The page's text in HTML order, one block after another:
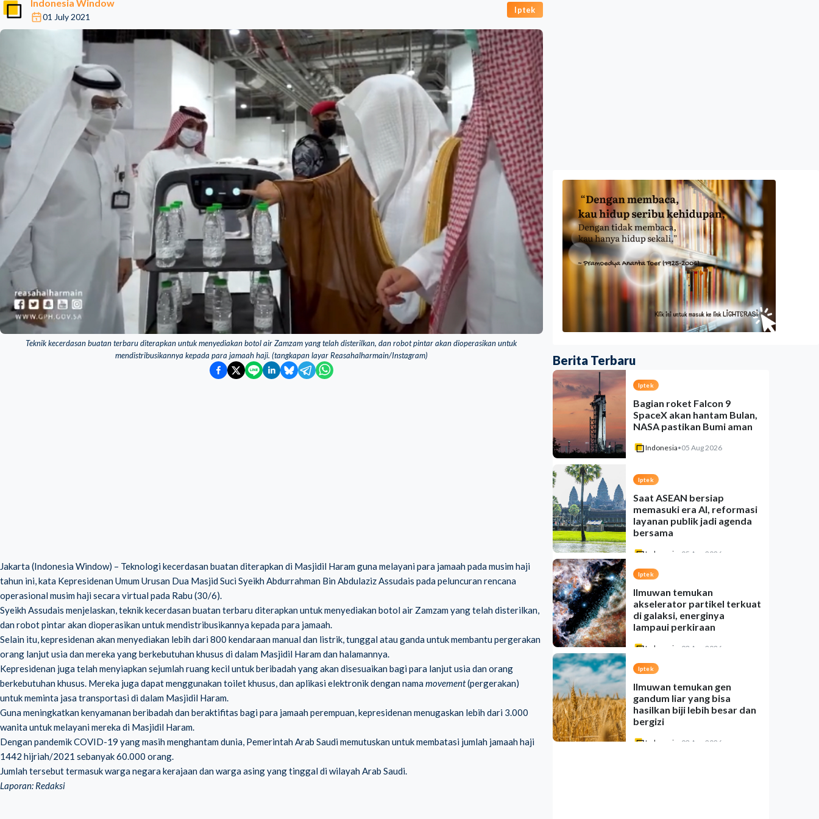
Indonesia Window
01 July 2021
Iptek
Teknik kecerdasan buatan terbaru diterapkan untuk menyediakan botol air Zamzam yang telah disterilkan, dan robot pintar akan dioperasikan untuk
mendistribusikannya kepada para jamaah haji. (tangkapan layar Reasahalharmain/Instagram)
Jakarta (Indonesia Window) – Teknologi kecerdasan buatan diterapkan di Masjidil Haram guna melayani para jamaah pada musim haji
tahun ini, kata Kepresidenan Umum Urusan Dua Masjid Suci Syeikh Abdurrahman Bin Abdulaziz Assudais pada peluncuran rencana
operasional musim haji secara virtual pada Rabu (30/6).
Syeikh Assudais menjelaskan, teknik kecerdasan buatan terbaru diterapkan untuk menyediakan botol air Zamzam yang telah disterilkan,
dan robot pintar akan dioperasikan untuk mendistribusikannya kepada para jamaah.
Selain itu, kepresidenan akan menyediakan lebih dari 800 kendaraan manual dan listrik, tunggal atau ganda untuk membantu pergerakan
orang lanjut usia dan mereka yang berkebutuhan khusus di dalam Masjidil Haram dan halamannya.
Kepresidenan juga telah menyiapkan sejumlah ruang kecil untuk beribadah yang akan disesuaikan bagi para lanjut usia dan orang
berkebutuhan khusus. Mereka juga dapat menggunakan toilet khusus, dan aplikasi elektronik dengan namamovement(pergerakan)
untuk meminta jasa transportasi di dalam Masjidil Haram.
Guna meningkatkan kenyamanan beribadah dan beraktifitas bagi para jamaah perempuan, kepresidenan menugaskan lebih dari 3.000
wanita untuk melayani mereka di Masjidil Haram.
Dengan pandemik COVID-19 yang masih menghantam dunia, Pemerintah Arab Saudi memutuskan untuk membatasi jumlah jamaah haji
1442 hijriah/2021 sebanyak 60.000 orang.
Jumlah tersebut termasuk warga negara kerajaan dan warga asing yang tinggal di wilayah Arab Saudi.
Laporan: Redaksi
Berita Terbaru
Iptek
Bagian roket Falcon 9
SpaceX akan hantam Bulan,
NASA pastikan Bumi aman
Indonesia•05 Aug 2026
Iptek
Saat ASEAN bersiap
memasuki era AI, reformasi
layanan publik jadi agenda
bersama
Indonesia 05 Aug 2026
Iptek
Ilmuwan temukan
akselerator partikel terkuat
di galaksi, energinya
lampaui perkiraan
Indonesia 03 Aug 2026
Iptek
Ilmuwan temukan gen
gandum liar yang bisa
hasilkan biji lebih besar dan
bergizi
Indonesia 03 Aug 2026